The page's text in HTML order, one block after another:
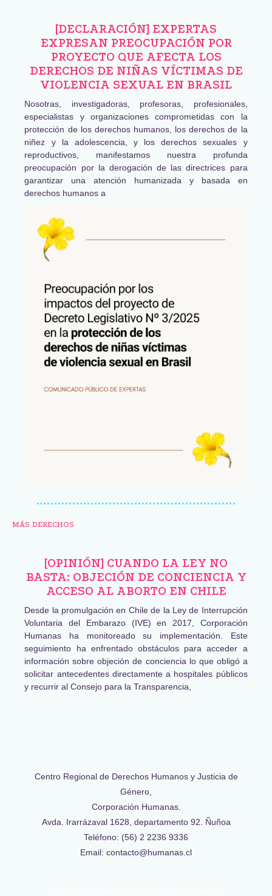
[DECLARACIÓN] EXPERTAS
EXPRESAN PREOCUPACIÓN POR
PROYECTO QUE AFECTA LOS
DERECHOS DE NIÑAS VÍCTIMAS DE
VIOLENCIA SEXUAL EN BRASIL
Nosotras, investigadoras, profesoras, profesionales,
especialistas y organizaciones comprometidas con la
protección de los derechos humanos, los derechos de la
niñez y la adolescencia, y los derechos sexuales y
reproductivos, manifestamos nuestra profunda
preocupación por la derogación de las directrices para
garantizar una atención humanizada y basada en
derechos humanos a
MÁS DERECHOS
[OPINIÓN] CUANDO LA LEY NO
BASTA: OBJECIÓN DE CONCIENCIA Y
ACCESO AL ABORTO EN CHILE
Desde la promulgación en Chile de la Ley de Interrupción
Voluntaria del Embarazo (IVE) en 2017, Corporación
Humanas ha monitoreado su implementación. Este
seguimiento ha enfrentado obstáculos para acceder a
información sobre objeción de conciencia lo que obligó a
solicitar antecedentes directamente a hospitales públicos
y recurrir al Consejo para la Transparencia,
Centro Regional de Derechos Humanos y Justicia de
Género,
Corporación Humanas.
Avda. Irarrázaval 1628, departamento 92. Ñuñoa
Teléfono: (56) 2 2236 9336
Email: contacto@humanas.cl